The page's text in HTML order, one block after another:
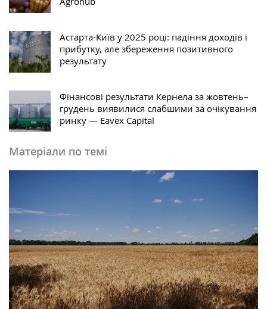
Астарта-Київ у 2025 році: падіння доходів і
прибутку, але збереження позитивного
результату
Фінансові результати Кернела за жовтень–
грудень виявилися слабшими за очікування
ринку — Eavex Capital
Матеріали по темі